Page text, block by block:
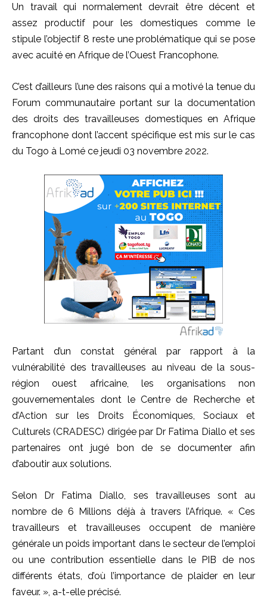
Un travail qui normalement devrait être décent et
assez productif pour les domestiques comme le
stipule l’objectif 8 reste une problématique qui se pose
avec acuité en Afrique de l’Ouest Francophone.
C’est d’ailleurs l’une des raisons qui a motivé la tenue du
Forum communautaire portant sur la documentation
des droits des travailleuses domestiques en Afrique
francophone dont l’accent spécifique est mis sur le cas
du Togo à Lomé ce jeudi 03 novembre 2022.
Partant d’un constat général par rapport à la
vulnérabilité des travailleuses au niveau de la sous-
région ouest africaine, les organisations non
gouvernementales dont le Centre de Recherche et
d’Action sur les Droits Économiques, Sociaux et
Culturels (CRADESC) dirigée par Dr Fatima Diallo et ses
partenaires ont jugé bon de se documenter afin
d’aboutir aux solutions.
Selon Dr Fatima Diallo, ses travailleuses sont au
nombre de 6 Millions déjà à travers l’Afrique. « Ces
travailleurs et travailleuses occupent de manière
générale un poids important dans le secteur de l’emploi
ou une contribution essentielle dans le PIB de nos
différents états, d’où l’importance de plaider en leur
faveur. », a-t-elle précisé.